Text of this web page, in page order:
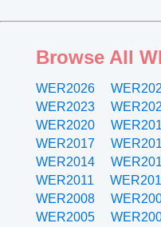
Browse All
WER2026
WER2023
WER2020
WER2017
WER2014
WER2011
WER2008
WER2005